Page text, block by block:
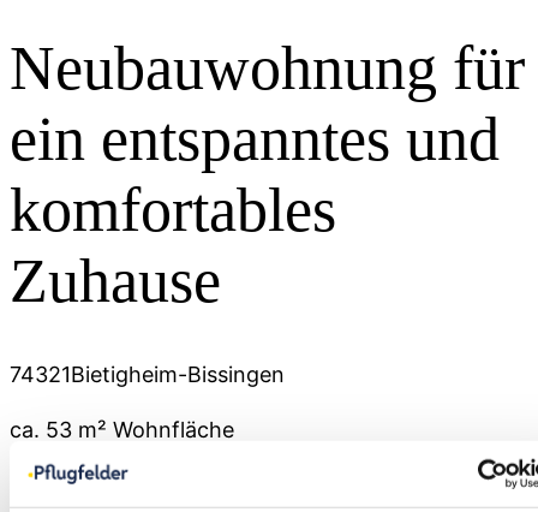
Neubauwohnung für
ein entspanntes und
komfortables
Zuhause
74321Bietigheim-Bissingen
ca. 53 m² Wohnfläche
Zimmer